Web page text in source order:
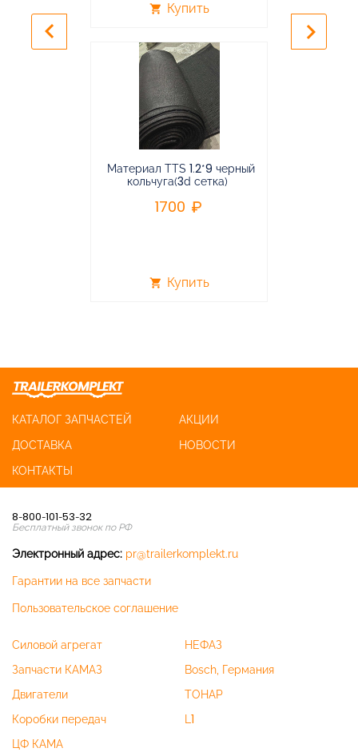
shopping_cart Купить
Материал TTS 1.2*9 черный
кольчуга(3d сетка)
1700
shopping_cart Купить
keyboard_arrow_left keyboard_arrow_right
КАТАЛОГ ЗАПЧАСТЕЙ
АКЦИИ
ДОСТАВКА
НОВОСТИ
КОНТАКТЫ
8-800-101-53-32
Бесплатный звонок по РФ
Электронный адрес: pr@trailerkomplekt.ru
Гарантии на все запчасти
Пользовательское соглашение
Силовой агрегат
Запчасти КАМАЗ
Двигатели
Коробки передач
ЦФ КАМА
НЕФАЗ
Bosch, Германия
ТОНАР
L1